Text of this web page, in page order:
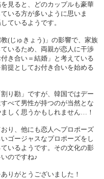
見ると、どのカップルも豪華
いる方が多いように思いま
ているようです。
(じゅきょう)」の影響で、家族
いるため、両親が恋人に干渉
き合い＝結婚」と考えている
提としてお付き合いを始める
り勘」ですが、韓国ではデー
べて男性が持つのが当然とな
しく思うかもしれません…！
り、他にも恋人へプロポーズ
ゴージャスなプロポーズをし
いるようです。その文化の影
のですね♪
りがとうございました！